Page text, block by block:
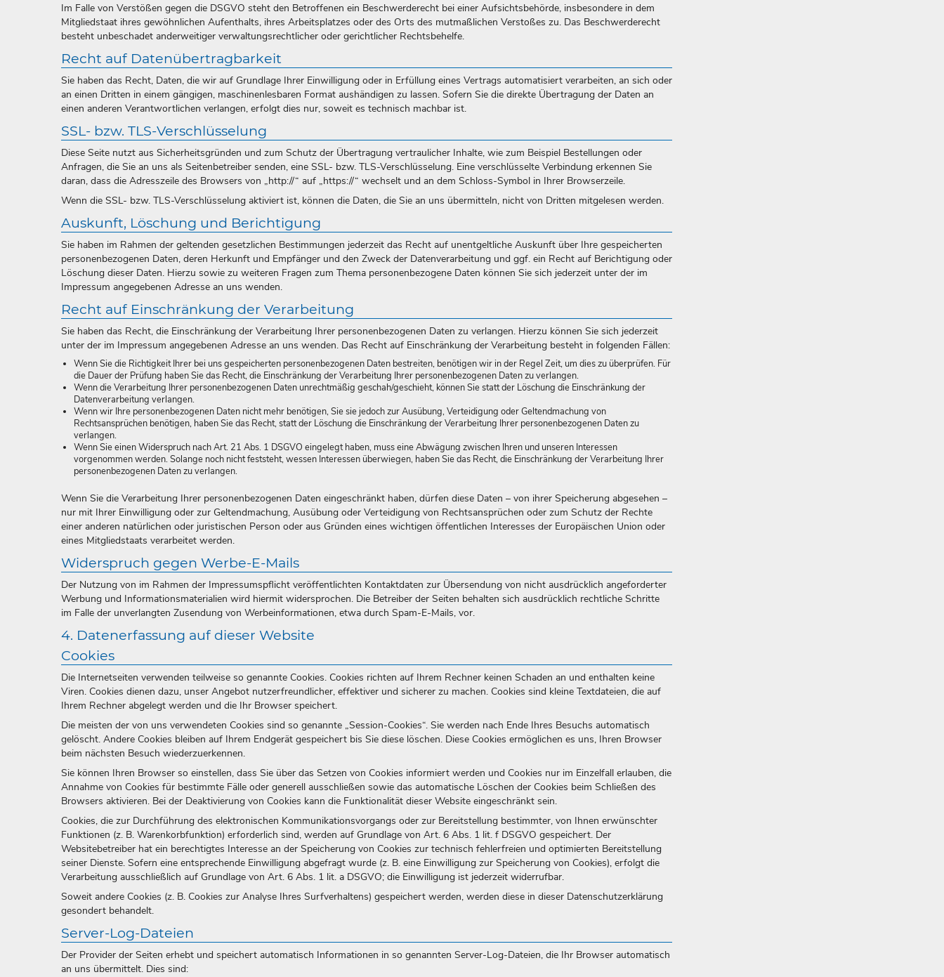
Im Falle von Verstößen gegen die DSGVO steht den Betroffenen ein Beschwerderecht bei einer Aufsichtsbehörde, insbesondere in dem
Mitgliedstaat ihres gewöhnlichen Aufenthalts, ihres Arbeitsplatzes oder des Orts des mutmaßlichen Verstoßes zu. Das Beschwerderecht
besteht unbeschadet anderweitiger verwaltungsrechtlicher oder gerichtlicher Rechtsbehelfe.
Recht auf Datenübertragbarkeit
Sie haben das Recht, Daten, die wir auf Grundlage Ihrer Einwilligung oder in Erfüllung eines Vertrags automatisiert verarbeiten, an sich oder
an einen Dritten in einem gängigen, maschinenlesbaren Format aushändigen zu lassen. Sofern Sie die direkte Übertragung der Daten an
einen anderen Verantwortlichen verlangen, erfolgt dies nur, soweit es technisch machbar ist.
SSL- bzw. TLS-Verschlüsselung
Diese Seite nutzt aus Sicherheitsgründen und zum Schutz der Übertragung vertraulicher Inhalte, wie zum Beispiel Bestellungen oder
Anfragen, die Sie an uns als Seitenbetreiber senden, eine SSL- bzw. TLS-Verschlüsselung. Eine verschlüsselte Verbindung erkennen Sie
daran, dass die Adresszeile des Browsers von „http://“ auf „https://“ wechselt und an dem Schloss-Symbol in Ihrer Browserzeile.
Wenn die SSL- bzw. TLS-Verschlüsselung aktiviert ist, können die Daten, die Sie an uns übermitteln, nicht von Dritten mitgelesen werden.
Auskunft, Löschung und Berichtigung
Sie haben im Rahmen der geltenden gesetzlichen Bestimmungen jederzeit das Recht auf unentgeltliche Auskunft über Ihre gespeicherten
personenbezogenen Daten, deren Herkunft und Empfänger und den Zweck der Datenverarbeitung und ggf. ein Recht auf Berichtigung oder
Löschung dieser Daten. Hierzu sowie zu weiteren Fragen zum Thema personenbezogene Daten können Sie sich jederzeit unter der im
Impressum angegebenen Adresse an uns wenden.
Recht auf Einschränkung der Verarbeitung
Sie haben das Recht, die Einschränkung der Verarbeitung Ihrer personenbezogenen Daten zu verlangen. Hierzu können Sie sich jederzeit
unter der im Impressum angegebenen Adresse an uns wenden. Das Recht auf Einschränkung der Verarbeitung besteht in folgenden Fällen:
Wenn Sie die Richtigkeit Ihrer bei uns gespeicherten personenbezogenen Daten bestreiten, benötigen wir in der Regel Zeit, um dies zu überprüfen. Für
die Dauer der Prüfung haben Sie das Recht, die Einschränkung der Verarbeitung Ihrer personenbezogenen Daten zu verlangen.
Wenn die Verarbeitung Ihrer personenbezogenen Daten unrechtmäßig geschah/geschieht, können Sie statt der Löschung die Einschränkung der
Datenverarbeitung verlangen.
Wenn wir Ihre personenbezogenen Daten nicht mehr benötigen, Sie sie jedoch zur Ausübung, Verteidigung oder Geltendmachung von
Rechtsansprüchen benötigen, haben Sie das Recht, statt der Löschung die Einschränkung der Verarbeitung Ihrer personenbezogenen Daten zu
verlangen.
Wenn Sie einen Widerspruch nach Art. 21 Abs. 1 DSGVO eingelegt haben, muss eine Abwägung zwischen Ihren und unseren Interessen
vorgenommen werden. Solange noch nicht feststeht, wessen Interessen überwiegen, haben Sie das Recht, die Einschränkung der Verarbeitung Ihrer
personenbezogenen Daten zu verlangen.
Wenn Sie die Verarbeitung Ihrer personenbezogenen Daten eingeschränkt haben, dürfen diese Daten – von ihrer Speicherung abgesehen –
nur mit Ihrer Einwilligung oder zur Geltendmachung, Ausübung oder Verteidigung von Rechtsansprüchen oder zum Schutz der Rechte
einer anderen natürlichen oder juristischen Person oder aus Gründen eines wichtigen öffentlichen Interesses der Europäischen Union oder
eines Mitgliedstaats verarbeitet werden.
Widerspruch gegen Werbe-E-Mails
Der Nutzung von im Rahmen der Impressumspflicht veröffentlichten Kontaktdaten zur Übersendung von nicht ausdrücklich angeforderter
Werbung und Informationsmaterialien wird hiermit widersprochen. Die Betreiber der Seiten behalten sich ausdrücklich rechtliche Schritte
im Falle der unverlangten Zusendung von Werbeinformationen, etwa durch Spam-E-Mails, vor.
4. Datenerfassung auf dieser Website
Cookies
Die Internetseiten verwenden teilweise so genannte Cookies. Cookies richten auf Ihrem Rechner keinen Schaden an und enthalten keine
Viren. Cookies dienen dazu, unser Angebot nutzerfreundlicher, effektiver und sicherer zu machen. Cookies sind kleine Textdateien, die auf
Ihrem Rechner abgelegt werden und die Ihr Browser speichert.
Die meisten der von uns verwendeten Cookies sind so genannte „Session-Cookies“. Sie werden nach Ende Ihres Besuchs automatisch
gelöscht. Andere Cookies bleiben auf Ihrem Endgerät gespeichert bis Sie diese löschen. Diese Cookies ermöglichen es uns, Ihren Browser
beim nächsten Besuch wiederzuerkennen.
Sie können Ihren Browser so einstellen, dass Sie über das Setzen von Cookies informiert werden und Cookies nur im Einzelfall erlauben, die
Annahme von Cookies für bestimmte Fälle oder generell ausschließen sowie das automatische Löschen der Cookies beim Schließen des
Browsers aktivieren. Bei der Deaktivierung von Cookies kann die Funktionalität dieser Website eingeschränkt sein.
Cookies, die zur Durchführung des elektronischen Kommunikationsvorgangs oder zur Bereitstellung bestimmter, von Ihnen erwünschter
Funktionen (z. B. Warenkorbfunktion) erforderlich sind, werden auf Grundlage von Art. 6 Abs. 1 lit. f DSGVO gespeichert. Der
Websitebetreiber hat ein berechtigtes Interesse an der Speicherung von Cookies zur technisch fehlerfreien und optimierten Bereitstellung
seiner Dienste. Sofern eine entsprechende Einwilligung abgefragt wurde (z. B. eine Einwilligung zur Speicherung von Cookies), erfolgt die
Verarbeitung ausschließlich auf Grundlage von Art. 6 Abs. 1 lit. a DSGVO; die Einwilligung ist jederzeit widerrufbar.
Soweit andere Cookies (z. B. Cookies zur Analyse Ihres Surfverhaltens) gespeichert werden, werden diese in dieser Datenschutzerklärung
gesondert behandelt.
Server-Log-Dateien
Der Provider der Seiten erhebt und speichert automatisch Informationen in so genannten Server-Log-Dateien, die Ihr Browser automatisch
an uns übermittelt. Dies sind: